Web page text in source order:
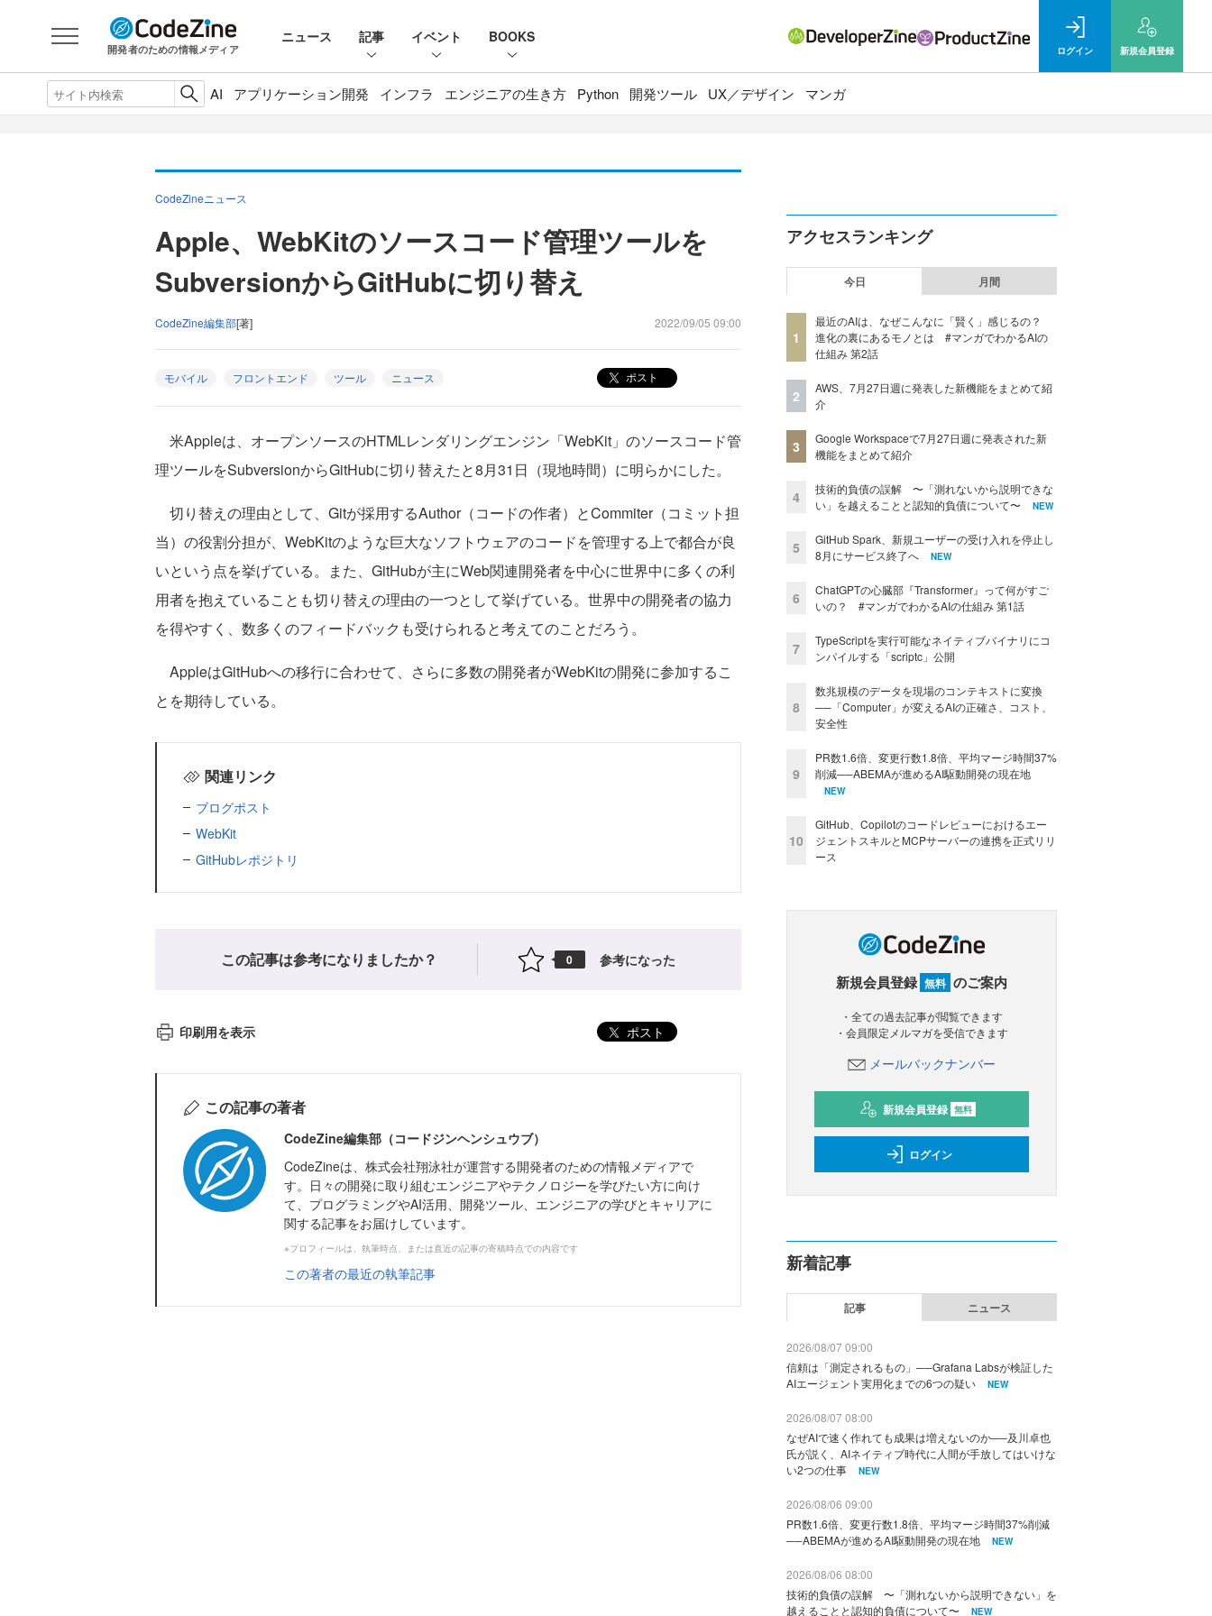
開発者のための情報メディア
ニュース 記事 イベント BOOKS
ログイン 新規会員登録
AI アプリケーション開発 インフラ エンジニアの生き方 Python 開発ツール UX／デザイン マンガ
CodeZineニュース
Apple、WebKitのソースコード管理ツールを
SubversionからGitHubに切り替え
CodeZine編集部[著] 2022/09/05 09:00
モバイル フロントエンド ツール ニュース ポスト
米Appleは、オープンソースのHTMLレンダリングエンジン「WebKit」のソースコード管
理ツールをSubversionからGitHubに切り替えたと8月31日（現地時間）に明らかにした。
切り替えの理由として、Gitが採用するAuthor（コードの作者）とCommiter（コミット担
当）の役割分担が、WebKitのような巨大なソフトウェアのコードを管理する上で都合が良
いという点を挙げている。また、GitHubが主にWeb関連開発者を中心に世界中に多くの利
用者を抱えていることも切り替えの理由の一つとして挙げている。世界中の開発者の協力
を得やすく、数多くのフィードバックも受けられると考えてのことだろう。
AppleはGitHubへの移行に合わせて、さらに多数の開発者がWebKitの開発に参加するこ
とを期待している。
関連リンク
ブログポスト
WebKit
GitHubレポジトリ
この記事は参考になりましたか？ 0 参考になった
印刷用を表示 ポスト
この記事の著者
CodeZine編集部（コードジンヘンシュウブ）
CodeZineは、株式会社翔泳社が運営する開発者のための情報メディアで
す。日々の開発に取り組むエンジニアやテクノロジーを学びたい方に向け
て、プログラミングやAI活用、開発ツール、エンジニアの学びとキャリアに
関する記事をお届けしています。
※プロフィールは、執筆時点、または直近の記事の寄稿時点での内容です
この著者の最近の執筆記事
アクセスランキング
今日 月間
1
最近のAIは、なぜこんなに「賢く」感じるの？
進化の裏にあるモノとは #マンガでわかるAIの
仕組み 第2話
2
AWS、7月27日週に発表した新機能をまとめて紹
介
3
Google Workspaceで7月27日週に発表された新
機能をまとめて紹介
4
技術的負債の誤解 〜「測れないから説明できな
い」を越えることと認知的負債について〜
NEW
5
GitHub Spark、新規ユーザーの受け入れを停止し
8月にサービス終了へ
NEW
6
ChatGPTの心臓部『Transformer』って何がすご
いの？ #マンガでわかるAIの仕組み 第1話
7
TypeScriptを実行可能なネイティブバイナリにコ
ンパイルする「scriptc」公開
8
数兆規模のデータを現場のコンテキストに変換
──「Computer」が変えるAIの正確さ、コスト、
安全性
9
PR数1.6倍、変更行数1.8倍、平均マージ時間37%
削減──ABEMAが進めるAI駆動開発の現在地
NEW
10
GitHub、Copilotのコードレビューにおけるエー
ジェントスキルとMCPサーバーの連携を正式リリ
ース
新規会員登録 無料 のご案内
・全ての過去記事が閲覧できます
・会員限定メルマガを受信できます
メールバックナンバー
新規会員登録 無料
ログイン
新着記事
記事 ニュース
2026/08/07 09:00
信頼は「測定されるもの」──Grafana Labsが検証した
AIエージェント実用化までの6つの疑い
NEW
2026/08/07 08:00
なぜAIで速く作れても成果は増えないのか──及川卓也
氏が説く、AIネイティブ時代に人間が手放してはいけな
い2つの仕事
NEW
2026/08/06 09:00
PR数1.6倍、変更行数1.8倍、平均マージ時間37%削減
──ABEMAが進めるAI駆動開発の現在地
NEW
2026/08/06 08:00
技術的負債の誤解 〜「測れないから説明できない」を
越えることと認知的負債について〜
NEW